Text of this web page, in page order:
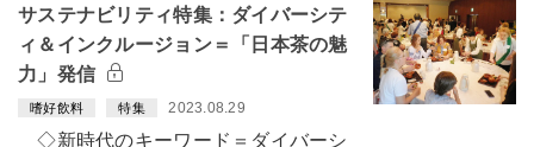
サステナビリティ特集：ダイバーシテ
ィ＆インクルージョン＝「日本茶の魅
力」発信
嗜好飲料 特集 2023.08.29
◇新時代のキーワード＝ダイバーシ